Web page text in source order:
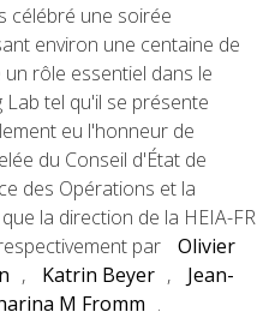
célébré une soirée
environ une centaine de
rôle essentiel dans le
tel qu'il se présente
eu l'honneur de
du Conseil d'État de
des Opérations et la
la direction de la HEIA-FR
par
Olivier
, Katrin Beyer ,
Jean-
M Fromm .